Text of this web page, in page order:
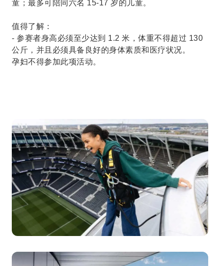
童；最多可陪同六名 15-17 岁的儿童。
值得了解：
- 参赛者身高必须至少达到 1.2 米，体重不得超过 130
公斤，并且必须具备良好的身体素质和医疗状况。
孕妇不得参加此项活动。